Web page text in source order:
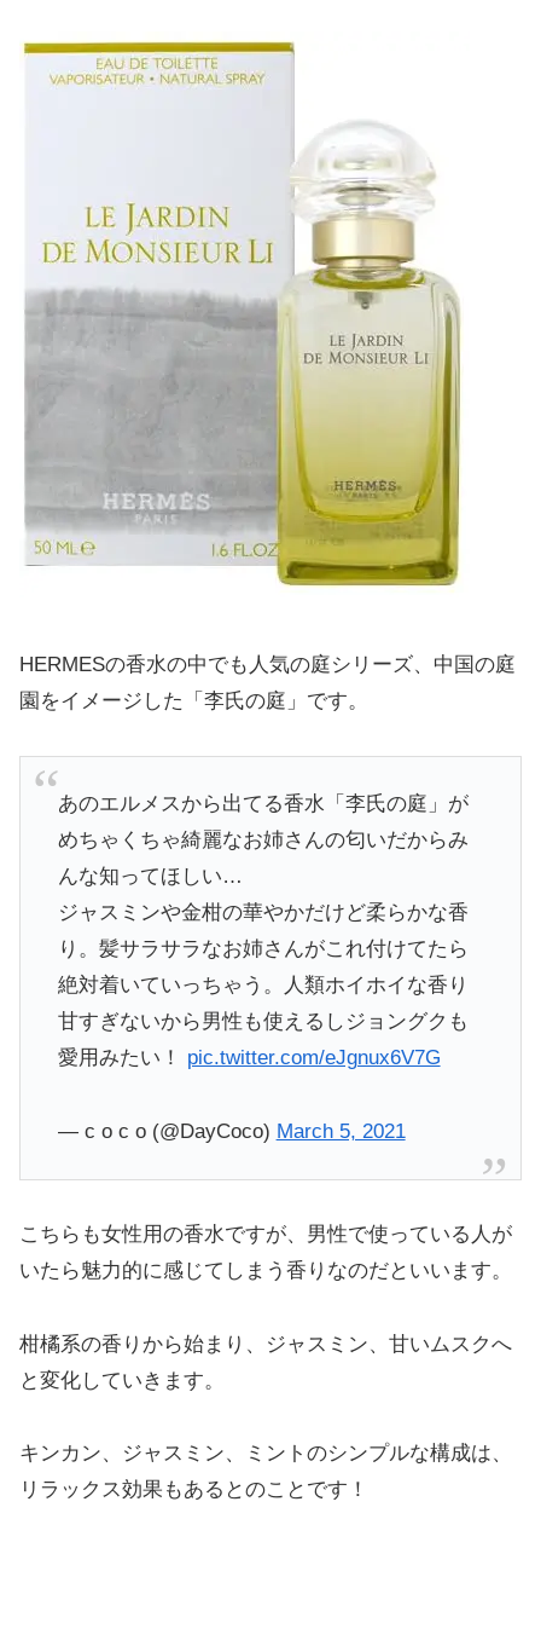
HERMESの香水の中でも人気の庭シリーズ、中国の庭
園をイメージした「李氏の庭」です。
あのエルメスから出てる香水「李氏の庭」が
めちゃくちゃ綺麗なお姉さんの匂いだからみ
んな知ってほしい…
ジャスミンや金柑の華やかだけど柔らかな香
り。髪サラサラなお姉さんがこれ付けてたら
絶対着いていっちゃう。人類ホイホイな香り
甘すぎないから男性も使えるしジョングクも
愛用みたい！ pic.twitter.com/eJgnux6V7G
— c o c o (@DayCoco) March 5, 2021
こちらも女性用の香水ですが、男性で使っている人が
いたら魅力的に感じてしまう香りなのだといいます。
柑橘系の香りから始まり、ジャスミン、甘いムスクへ
と変化していきます。
キンカン、ジャスミン、ミントのシンプルな構成は、
リラックス効果もあるとのことです！